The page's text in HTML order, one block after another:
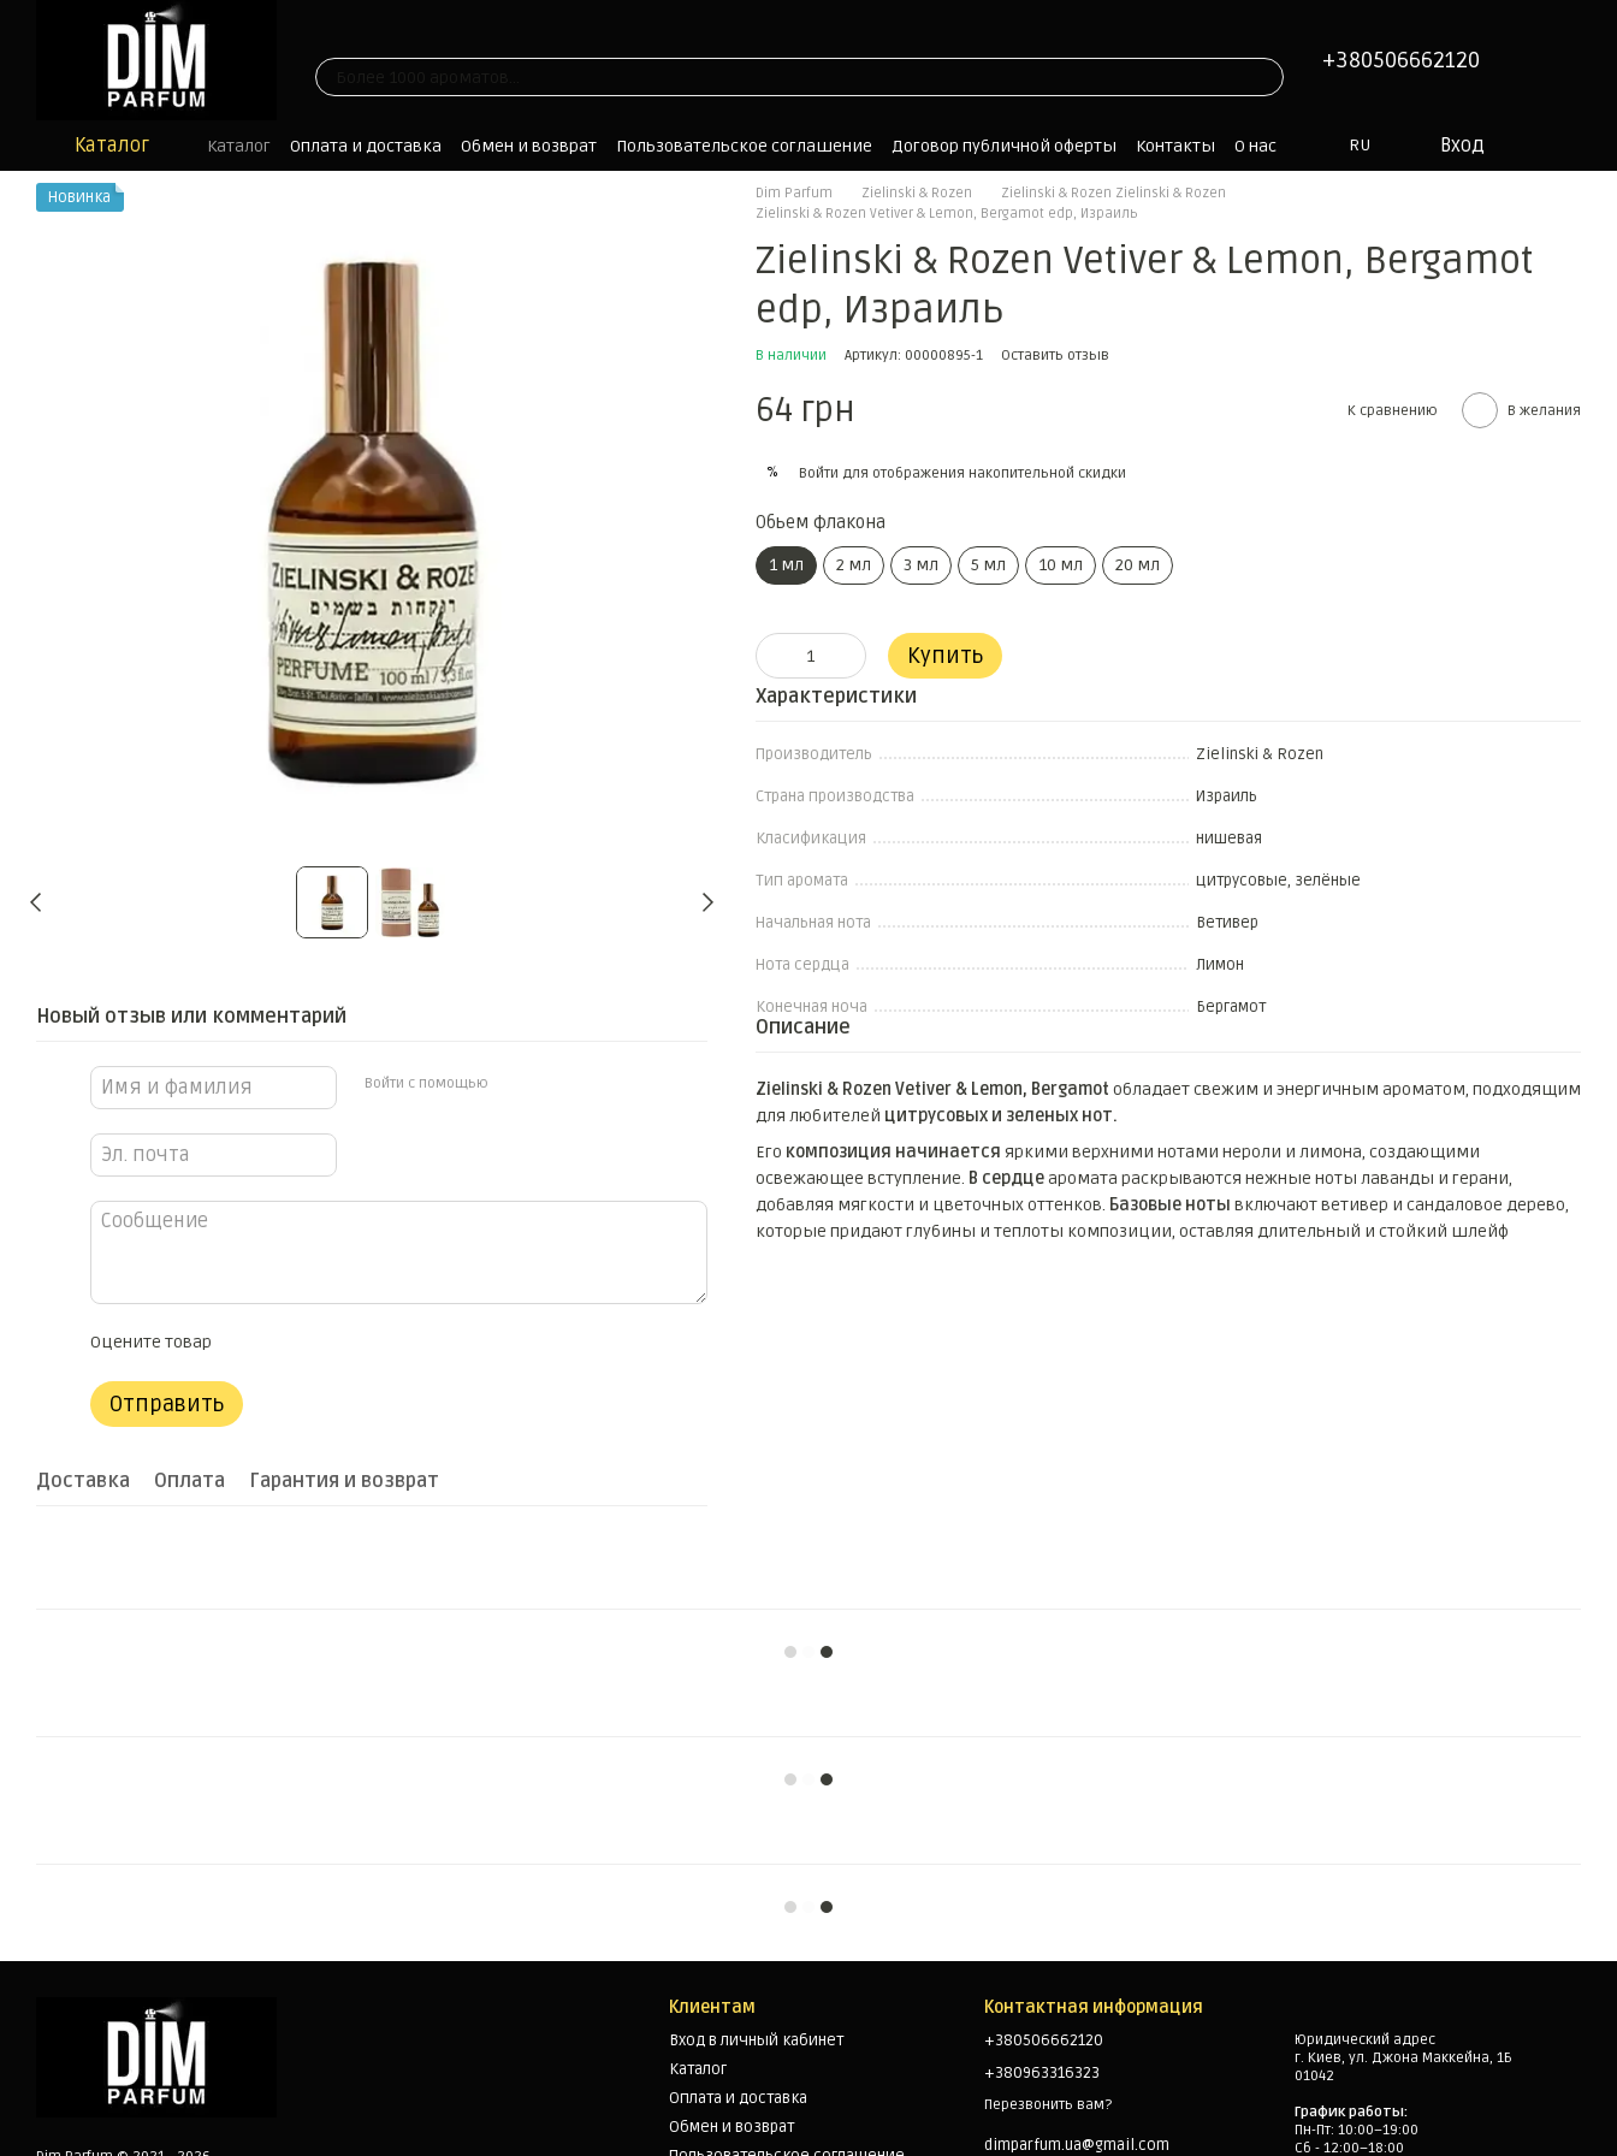
Перейти к основному контенту
+380506662120
Каталог Каталог Оплата и доставка Обмен и возврат Пользовательское соглашение Договор публичной оферты Контакты
О нас
Отзывы
Блог
RU Вход
Новинка
Новый отзыв или комментарий
Войти с помощью
Оцените товар
Отправить
Доставка Оплата Гарантия и возврат
Dim Parfum Zielinski & Rozen
Zielinski & Rozen Zielinski & Rozen
Zielinski & Rozen Vetiver & Lemon, Bergamot edp, Израиль
Zielinski & Rozen Vetiver & Lemon, Bergamot
edp, Израиль
В наличии Артикул: 00000895-1 Оставить отзыв
64 грн К сравнению В желания
% Войти для отображения накопительной скидки
Обьем флакона
1 мл 2 мл 3 мл 5 мл 10 мл 20 мл
Купить
Характеристики
Производитель Zielinski & Rozen
Страна производства Израиль
Класификация нишевая
Тип аромата цитрусовые, зелёные
Начальная нота Ветивер
Нота сердца Лимон
Конечная ноча Бергамот
Описание
Zielinski & Rozen Vetiver & Lemon, Bergamot обладает свежим и энергичным ароматом, подходящим
для любителей цитрусовых и зеленых нот.
Его композиция начинается яркими верхними нотами нероли и лимона, создающими
освежающее вступление. В сердцеаромата раскрываются нежные ноты лаванды и герани,
добавляя мягкости и цветочных оттенков. Базовые ноты включают ветивер и сандаловое дерево,
которые придают глубины и теплоты композиции, оставляя длительный и стойкий шлейф
Клиентам
Вход в личный кабинет
Каталог
Оплата и доставка
Обмен и возврат
Контактная информация
+380506662120
+380963316323
Перезвонить вам?
dimparfum.ua@gmail.com
Юридический адрес
г. Киев, ул. Джона Маккейна, 1Б
01042
График работы:
Пн-Пт: 10:00–19:00
Сб - 12:00–18:00